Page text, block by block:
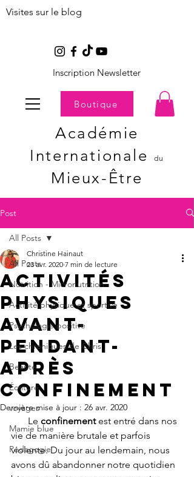
Visites sur le blog
Inscription Newsletter
Boutique
Académie
Internationaledu
Mieux-Être
Post
All Posts
Nutrition - Micronutrition
Activité physique et sportive
Psychologie positive
Les chroniques de Chris
Beauté
Écriture
voyages
Mamie blue
Pédagogie
All Posts
Activités
physiques
Avant-
pendant-
après
confinement
Christine Hainaut
23 avr. 2020 7 min de lecture
Dernière mise à jour : 26 avr. 2020
Le confinement est entré dans nos
vie de manière brutale et parfois
violente. Du jour au lendemain, nous
avons dû abandonner notre quotidien